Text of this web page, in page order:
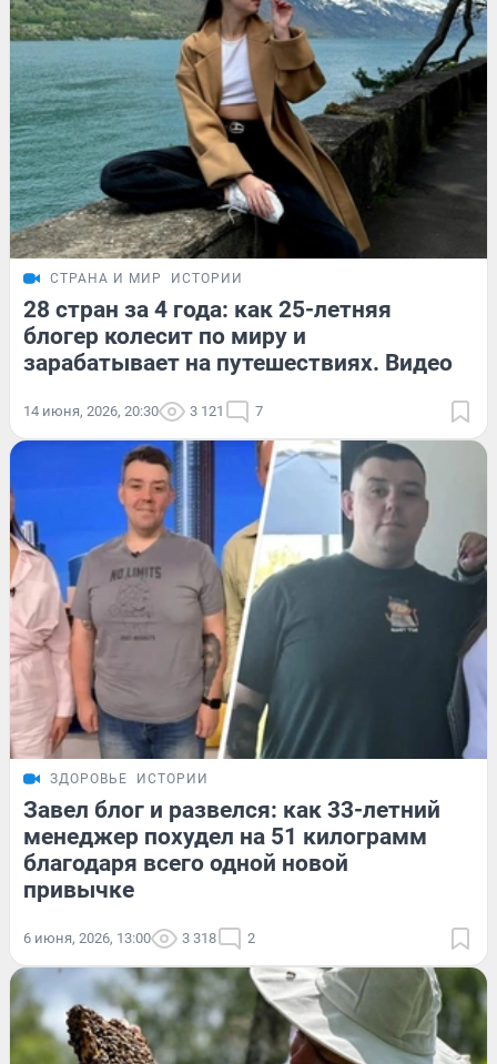
СТРАНА И МИР ИСТОРИИ
28 стран за 4 года: как 25-летняя
блогер колесит по миру и
зарабатывает на путешествиях. Видео
14 июня, 2026, 20:30 3 121 7
ЗДОРОВЬЕ ИСТОРИИ
Завел блог и развелся: как 33-летний
менеджер похудел на 51 килограмм
благодаря всего одной новой
привычке
6 июня, 2026, 13:00 3 318 2